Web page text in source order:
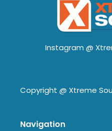
Instagram @
Copyright @ Xtreme
Navigation